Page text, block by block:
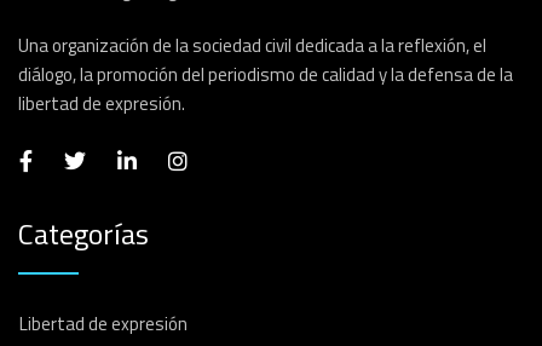
Una organización de la sociedad civil dedicada a la reflexión, el
diálogo, la promoción del periodismo de calidad y la defensa de la
libertad de expresión.
Categorías
Libertad de expresión